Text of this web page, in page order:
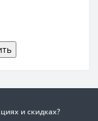
и скидках?